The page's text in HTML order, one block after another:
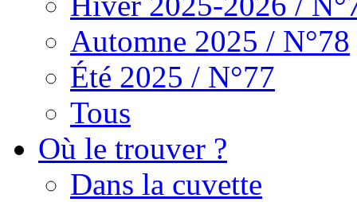
Automne 2025 / N°78
Été 2025 / N°77
Tous
Où le trouver ?
Dans la cuvette